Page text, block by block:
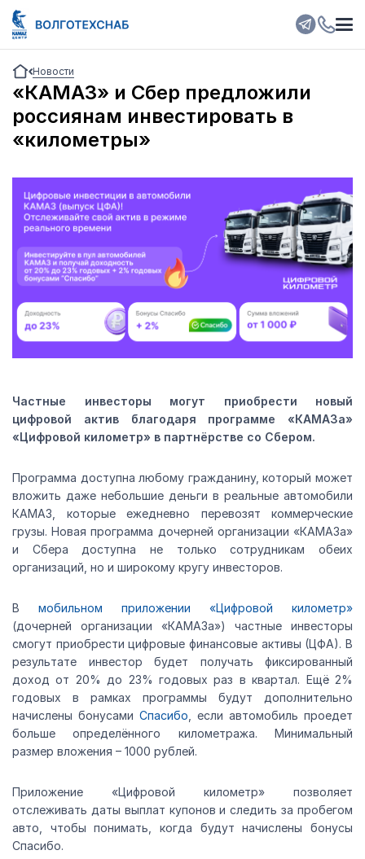
Новости
«КАМАЗ» и Сбер предложили
россиянам инвестировать в
«километры»
Частные инвесторы могут приобрести новый
цифровой актив благодаря программе «КАМАЗа»
«Цифровой километр» в партнёрстве со Сбером.
Программа доступна любому гражданину, который может
вложить даже небольшие деньги в реальные автомобили
КАМАЗ, которые ежедневно перевозят коммерческие
грузы. Новая программа дочерней организации «КАМАЗа»
и Сбера доступна не только сотрудникам обеих
организаций, но и широкому кругу инвесторов.
В мобильном приложении «Цифровой километр»
(дочерней организации «КАМАЗа») частные инвесторы
смогут приобрести цифровые финансовые активы (ЦФА). В
результате инвестор будет получать фиксированный
доход от 20% до 23% годовых раз в квартал. Ещё 2%
годовых в рамках программы будут дополнительно
начислены бонусами Спасибо , если автомобиль проедет
больше определённого километража. Минимальный
размер вложения – 1000 рублей.
Приложение «Цифровой километр» позволяет
отслеживать даты выплат купонов и следить за пробегом
авто, чтобы понимать, когда будут начислены бонусы
Спасибо.